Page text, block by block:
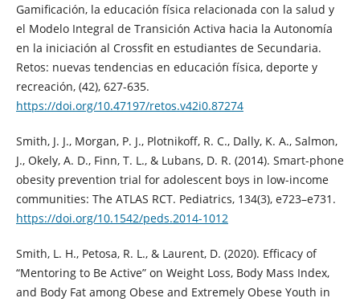
Gamificación, la educación física relacionada con la salud y
el Modelo Integral de Transición Activa hacia la Autonomía
en la iniciación al Crossfit en estudiantes de Secundaria.
Retos: nuevas tendencias en educación física, deporte y
recreación, (42), 627-635.
https://doi.org/10.47197/retos.v42i0.87274
Smith, J. J., Morgan, P. J., Plotnikoff, R. C., Dally, K. A., Salmon,
J., Okely, A. D., Finn, T. L., & Lubans, D. R. (2014). Smart-phone
obesity prevention trial for adolescent boys in low-income
communities: The ATLAS RCT. Pediatrics, 134(3), e723–e731.
https://doi.org/10.1542/peds.2014-1012
Smith, L. H., Petosa, R. L., & Laurent, D. (2020). Efficacy of
“Mentoring to Be Active” on Weight Loss, Body Mass Index,
and Body Fat among Obese and Extremely Obese Youth in